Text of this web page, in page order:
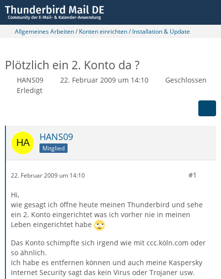
Allgemeines Arbeiten / Konten einrichten / Installation & Update
Plötzlich ein 2. Konto da ?
HANS09 22. Februar 2009 um 14:10
Geschlossen
Erledigt
HANS09
Mitglied
22. Februar 2009 um 14:10 #1
Hi,
wie gesagt ich öffne heute meinen Thunderbird und sehe
ein 2. Konto eingerichtet was ich vorher nie in meinen
Leben eingerichtet habe
Das Konto schimpfte sich irgend wie mit ccc.köln.com oder
so ähnlich.
Ich habe es entfernen können und auch meine Kaspersky
Internet Security sagt das kein Virus oder Trojaner usw.